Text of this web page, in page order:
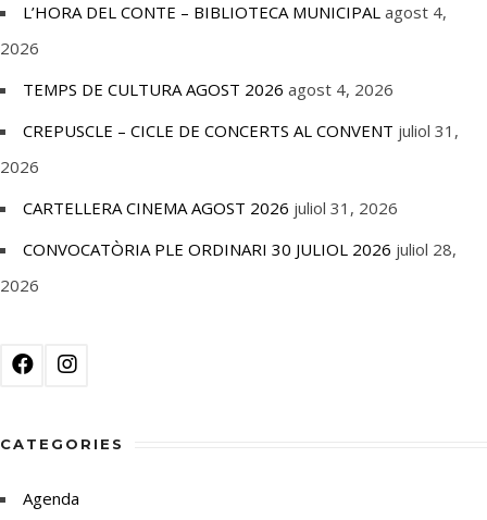
L’HORA DEL CONTE – BIBLIOTECA MUNICIPAL agost 4,
2026
TEMPS DE CULTURA AGOST 2026 agost 4, 2026
CREPUSCLE – CICLE DE CONCERTS AL CONVENT juliol 31,
2026
CARTELLERA CINEMA AGOST 2026 juliol 31, 2026
CONVOCATÒRIA PLE ORDINARI 30 JULIOL 2026 juliol 28,
2026
CATEGORIES
Agenda